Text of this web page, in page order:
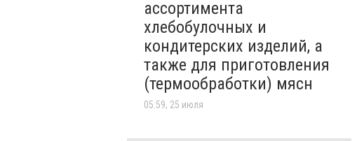
ассортимента
хлебобулочных и
кондитерских изделий, а
также для приготовления
(термообработки) мясн
05:59, 25 июля